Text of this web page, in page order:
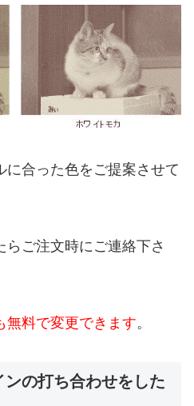
に合った色をご提案させて
ご注文時にご連絡下さ
無料で変更できます。
ンの打ち合わせをした